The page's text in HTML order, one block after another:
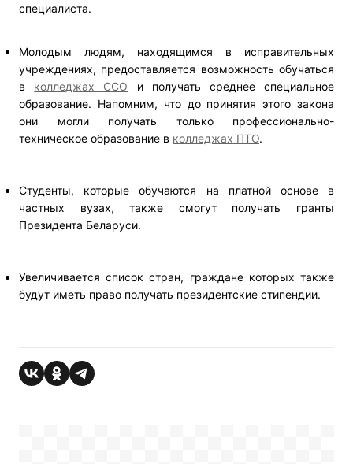
специалиста.
Молодым людям, находящимся в исправительных
учреждениях, предоставляется возможность обучаться
в
колледжах ССО
и получать среднее специальное
образование. Напомним, что до принятия этого закона
они могли получать только профессионально-
техническое образование в колледжах ПТО.
Студенты, которые обучаются на платной основе в
частных вузах, также смогут получать гранты
Президента Беларуси.
Увеличивается список стран, граждане которых также
будут иметь право получать президентские стипендии.